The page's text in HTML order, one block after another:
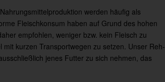
werden häufig als
Fleischkonsum haben auf Grund des hohen
empfohlen, weniger bzw. kein Fleisch zu
kurzen Transportwegen zu setzen. Unser Reh-
jenes Futter zu sich nehmen, das